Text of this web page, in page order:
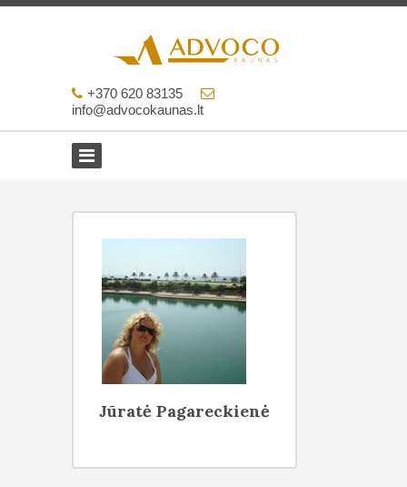
+370 620 83135
info@advocokaunas.lt
Jūratė Pagareckienė